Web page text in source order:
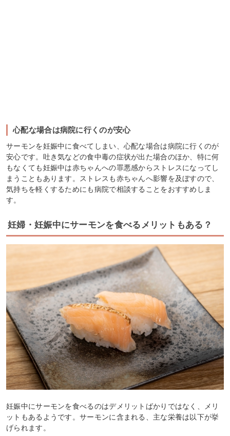
心配な場合は病院に行くのが安心
サーモンを妊娠中に食べてしまい、心配な場合は病院に行くのが
安心です。吐き気などの食中毒の症状が出た場合のほか、特に何
もなくても妊娠中は赤ちゃんへの罪悪感からストレスになってし
まうこともあります。ストレスも赤ちゃんへ影響を及ぼすので、
気持ちを軽くするためにも病院で相談することをおすすめしま
す。
妊婦・妊娠中にサーモンを食べるメリットもある？
妊娠中にサーモンを食べるのはデメリットばかりではなく、メリ
ットもあるようです。サーモンに含まれる、主な栄養は以下が挙
げられます。